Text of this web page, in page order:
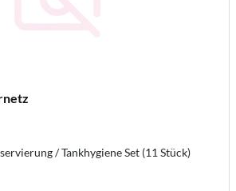
/ Tankhygiene Set (11 Stück)